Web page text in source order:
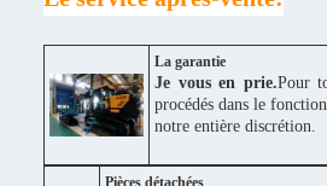
La garantie
Je vous en prie.Pour
procédés dans le
notre entière discrétion.
Pièces détachées